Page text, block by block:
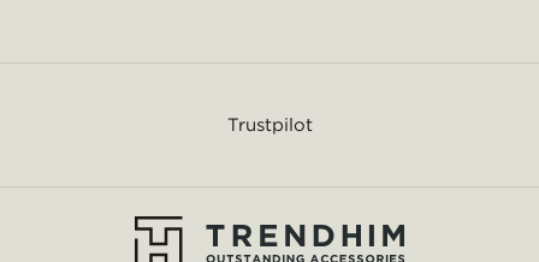
Trustpilot